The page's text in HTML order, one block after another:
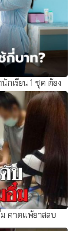
กเรียน 1 ชุด ต้อง
ม คาดแพ้ยาสลบ